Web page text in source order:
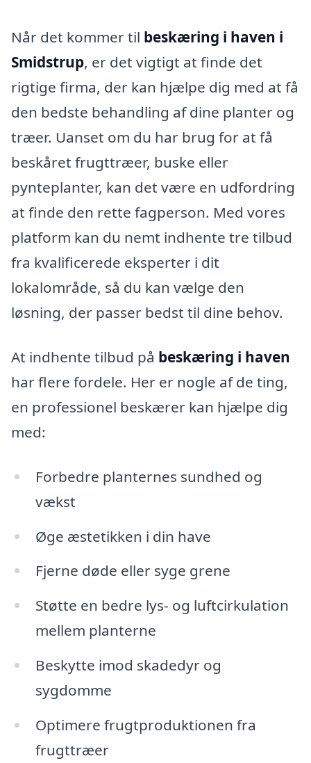
Når det kommer til beskæring i haven i
Smidstrup, er det vigtigt at finde det
rigtige firma, der kan hjælpe dig med at få
den bedste behandling af dine planter og
træer. Uanset om du har brug for at få
beskåret frugttræer, buske eller
pynteplanter, kan det være en udfordring
at finde den rette fagperson. Med vores
platform kan du nemt indhente tre tilbud
fra kvalificerede eksperter i dit
lokalområde, så du kan vælge den
løsning, der passer bedst til dine behov.
At indhente tilbud på beskæring i haven
har flere fordele. Her er nogle af de ting,
en professionel beskærer kan hjælpe dig
med:
Forbedre planternes sundhed og
vækst
Øge æstetikken i din have
Fjerne døde eller syge grene
Støtte en bedre lys- og luftcirkulation
mellem planterne
Beskytte imod skadedyr og
sygdomme
Optimere frugtproduktionen fra
frugttræer